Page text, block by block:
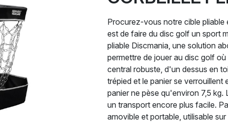
Procurez-vous notre cible
est de faire du disc golf un sport
pliable Discmania, une solution
permettre de jouer au disc golf
central robuste, d'un dessus en
trépied et le panier se verrouillent
panier ne pèse qu'environ 7,5
un transport encore plus facile.
amovible et portable, utilisable